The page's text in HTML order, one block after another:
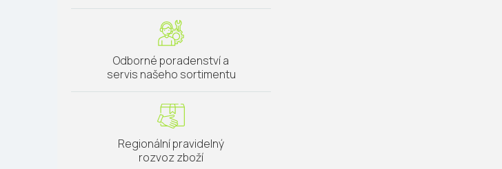
Odborné poradenství a
servis našeho sortimentu
Regionální pravidelný
rozvoz zboží